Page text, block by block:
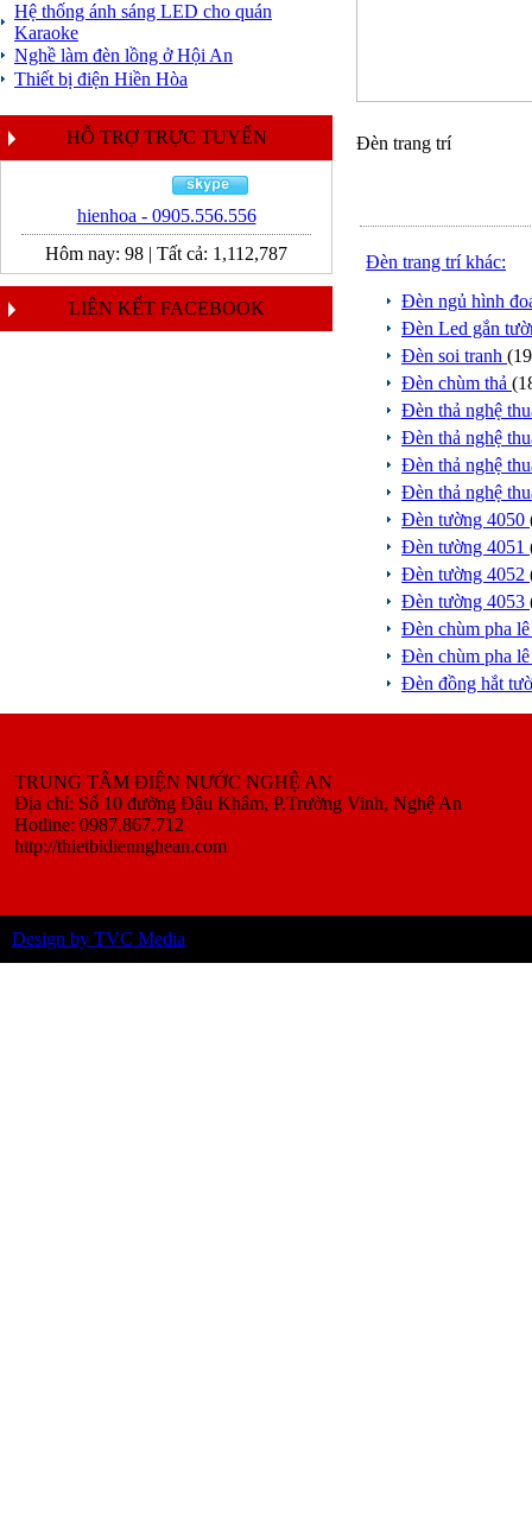
Hệ thống ánh sáng LED cho quán
Karaoke
Nghề làm đèn lồng ở Hội An
Thiết bị điện Hiền Hòa
HỖ TRỢ TRỰC TUYẾN
hienhoa - 0905.556.556
Hôm nay: 98 | Tất cả: 1,112,787
LIÊN KẾT FACEBOOK
Đèn trang trí
Đèn trang trí khác:
Đèn ngủ hình
Đèn Led gắn
Đèn soi tranh
Đèn chùm thả
Đèn thả nghệ
Đèn thả nghệ
Đèn thả nghệ
Đèn thả nghệ
Đèn tường 4050
Đèn tường 4051
Đèn tường 4052
Đèn tường 4053
Đèn chùm pha
Đèn chùm pha
Đèn đồng hắt
TRUNG TÂM ĐIỆN NƯỚC NGHỆ AN
Địa chỉ: Số 10 đường Đậu Khâm, P.Trường Vinh, Nghệ An
Hotline: 0987.867.712
http://thietbidiennghean.com
Design by TVC Media